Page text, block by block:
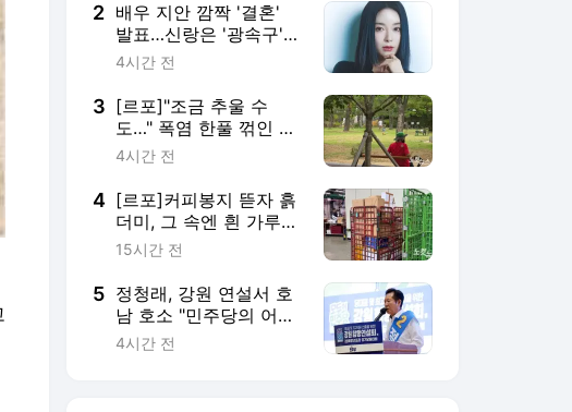
2 배우 지안 깜짝 '결혼'
발표…신랑은 '광속구'
투수 엄정욱
4시간 전
3 [르포]"조금 추울 수
도…" 폭염 한풀 꺾인 부
산, 거리 나선 시민들
4시간 전
4 [르포]커피봉지 뜯자 흙
더미, 그 속엔 흰 가루?
안양우편집중국
15시간 전
5 정청래, 강원 연설서 호
남 호소 "민주당의 어머
니는 전라도"
4시간 전